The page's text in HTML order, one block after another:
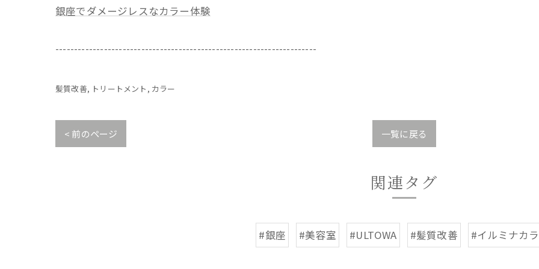
銀座でダメージレスなカラー体験
----------------------------------------------------------------------
髪質改善 トリートメント カラー
< 前のページ 一覧に戻る
関連タグ
#銀座 #美容室 #ULTOWA #髪質改善 #イルミナカ